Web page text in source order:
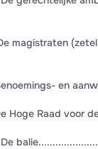
magistraten
en
Hoge Raad voor